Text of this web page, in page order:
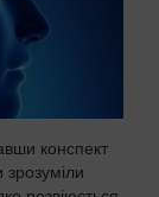
конспект
зрозуміли